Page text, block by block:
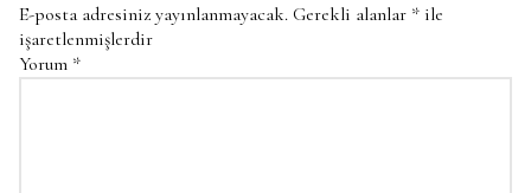
E-posta adresiniz yayınlanmayacak. Gerekli alanlar * ile
işaretlenmişlerdir
Yorum *